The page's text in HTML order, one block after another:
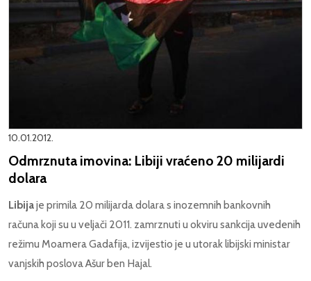
10.01.2012.
Odmrznuta imovina: Libiji vraćeno 20 milijardi
dolara
Libijaje primila 20 milijarda dolara s inozemnih bankovnih
računa koji su u veljači 2011. zamrznuti u okviru sankcija uvedenih
režimu Moamera Gadafija, izvijestio je u utorak libijski ministar
vanjskih poslova Ašur ben Hajal.